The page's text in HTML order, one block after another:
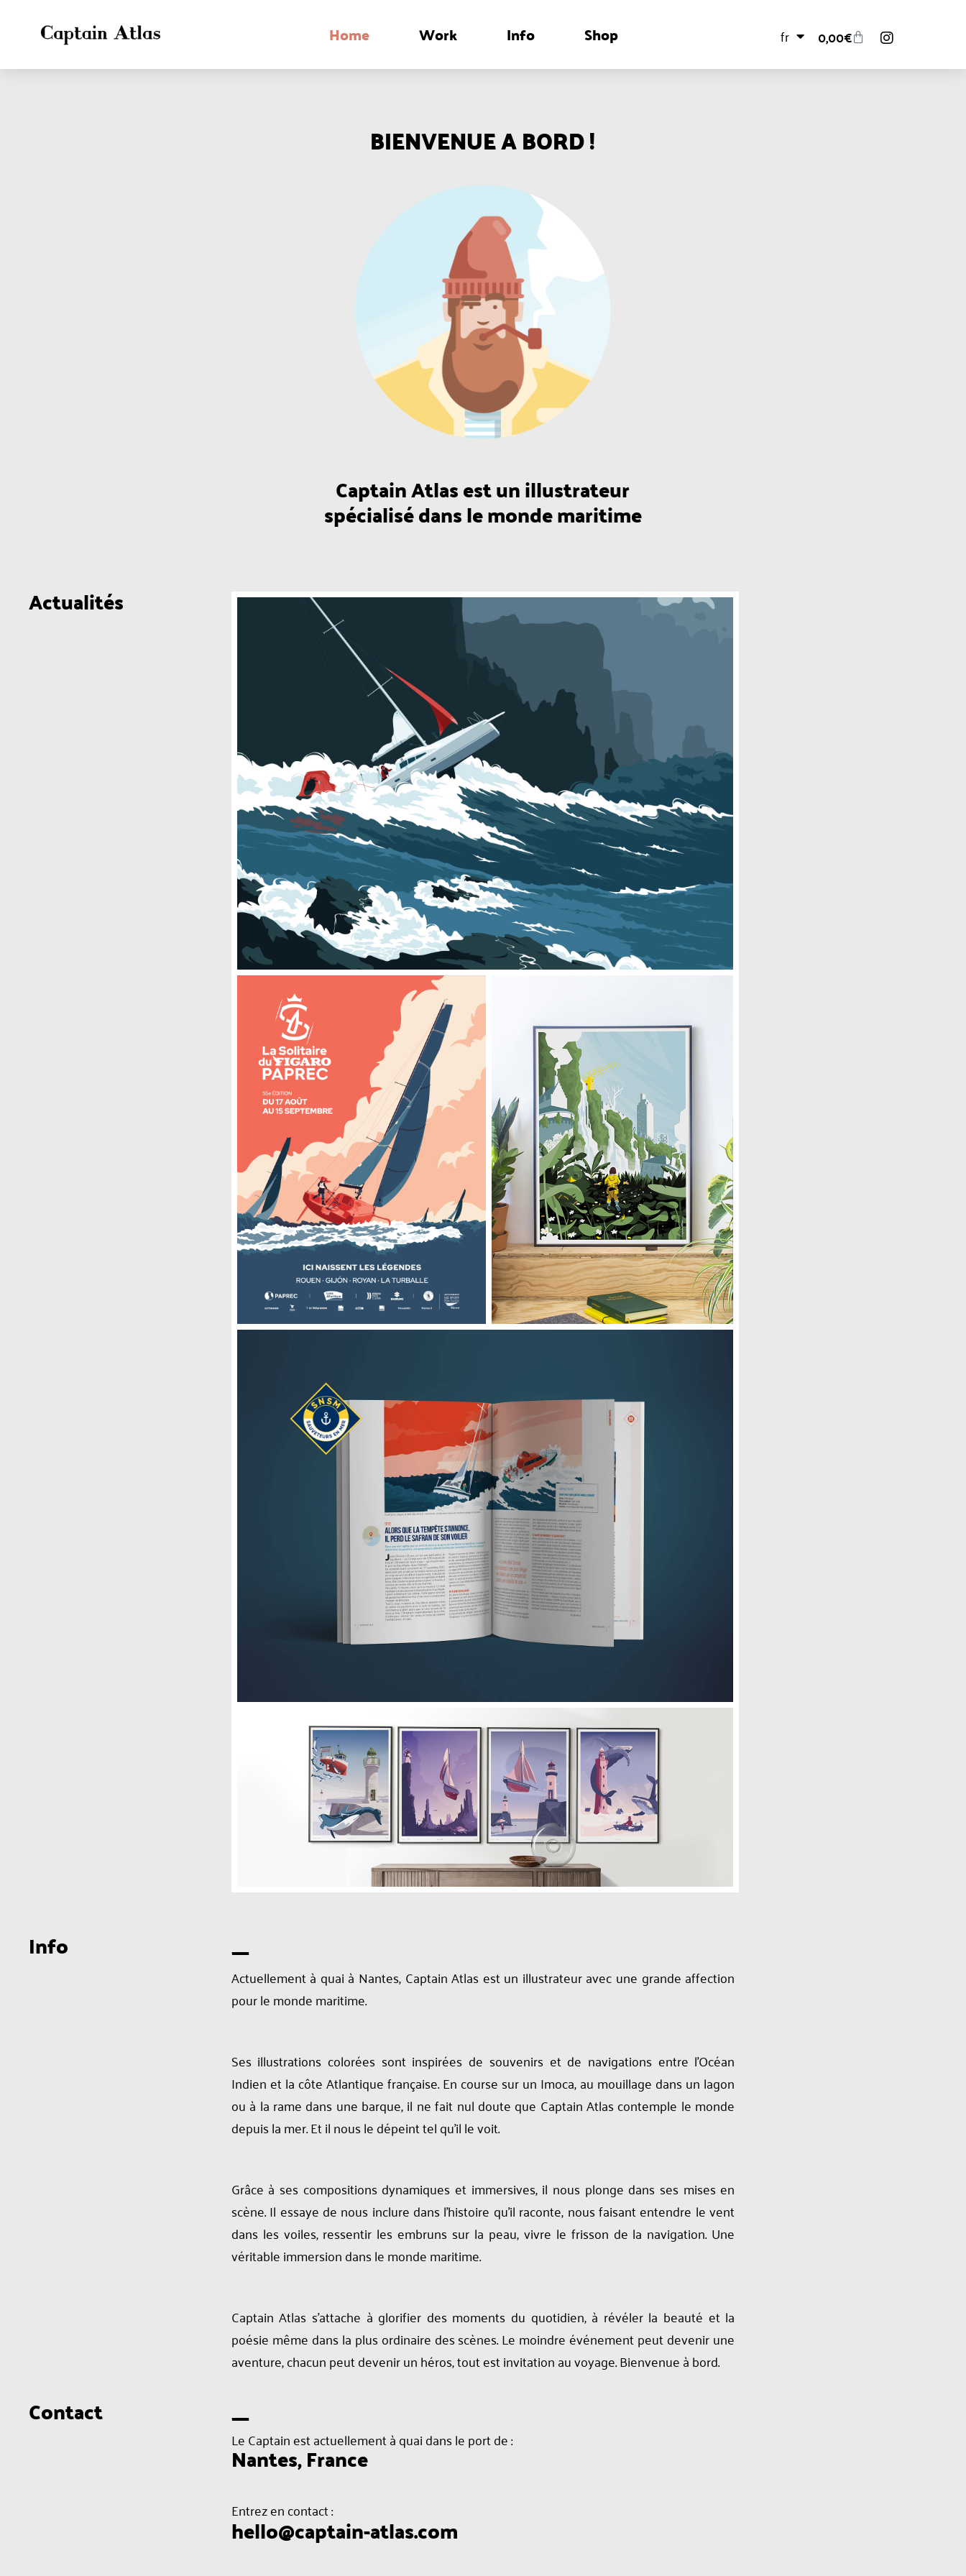
Home Work Info Shop fr 0,00€
BIENVENUE A BORD !
Captain Atlas est un illustrateur
spécialisé dans le monde maritime
Actualités
Info ---
Actuellement à quai à Nantes, Captain Atlas est un illustrateur avec une grande affection
pour le monde maritime.
Ses illustrations colorées sont inspirées de souvenirs et de navigations entre l’Océan
Indien et la côte Atlantique française. En course sur un Imoca, au mouillage dans un lagon
ou à la rame dans une barque, il ne fait nul doute que Captain Atlas contemple le monde
depuis la mer. Et il nous le dépeint tel qu’il le voit.
Grâce à ses compositions dynamiques et immersives, il nous plonge dans ses mises en
scène. Il essaye de nous inclure dans l’histoire qu’il raconte, nous faisant entendre le vent
dans les voiles, ressentir les embruns sur la peau, vivre le frisson de la navigation. Une
véritable immersion dans le monde maritime.
Captain Atlas s’attache à glorifier des moments du quotidien, à révéler la beauté et la
poésie même dans la plus ordinaire des scènes. Le moindre événement peut devenir une
aventure, chacun peut devenir un héros, tout est invitation au voyage. Bienvenue à bord.
Contact ---
Le Captain est actuellement à quai dans le port de :
Nantes, France
Entrez en contact :
hello@captain-atlas.com